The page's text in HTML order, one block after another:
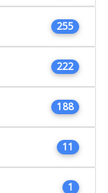
255
222
188
11
1